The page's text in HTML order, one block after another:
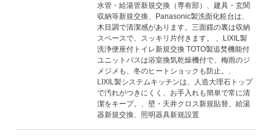
水管・給湯管新規交換（専有部）、建具・玄関
収納等新規交換、Panasonic製洗面化粧台は、
木目調で清潔感があります。三面鏡の裏は収納
スペースで、スッキリ片付きます。 、LIXIL製
洗浄便座付トイレ新規交換 TOTO製追焚機能付
ユニットバスは浴室換気乾燥機付で、梅雨のジ
メジメも、冬のヒートショックも防止。、
LIXIL製システムキッチンは、人造大理石トップ
で汚れがつきにくく、お手入れも簡単で常に清
潔をキープ。、壁・天井クロス新規貼替、給湯
器新規交換、照明器具新規設置